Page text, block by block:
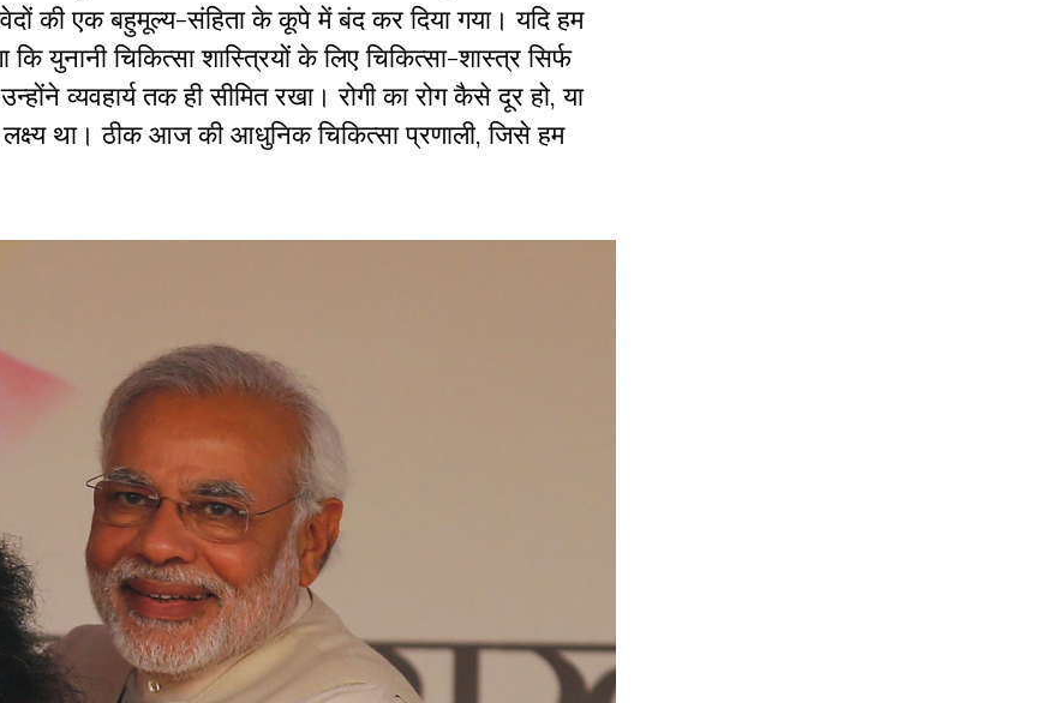
की एक बहुमूल्य-संहिता के कूपे में बंद कर दिया गया। यदि हम
युनानी चिकित्सा शास्त्रियों के लिए चिकित्सा-शास्त्र सिर्फ
व्यवहार्य तक ही सीमित रखा। रोगी का रोग कैसे दूर हो, या
था। ठीक आज की आधुनिक चिकित्सा प्रणाली, जिसे हम